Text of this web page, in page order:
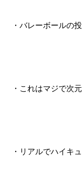
・バレーボールの
・これはマジで次
・リアルでハイキ